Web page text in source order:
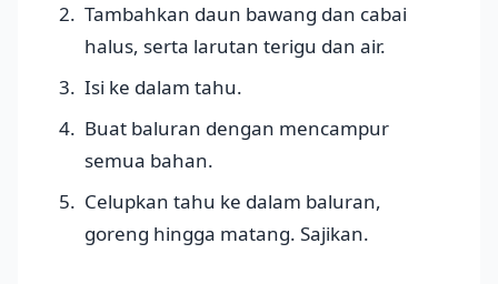
Tambahkan daun bawang dan cabai
halus, serta larutan terigu dan air.
Isi ke dalam tahu.
Buat baluran dengan mencampur
semua bahan.
Celupkan tahu ke dalam baluran,
goreng hingga matang. Sajikan.